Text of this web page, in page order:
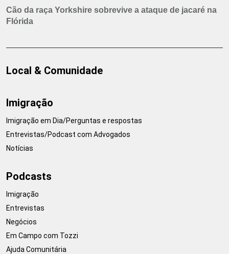
Cão da raça Yorkshire sobrevive a ataque de jacaré na
Flórida
Local & Comunidade
Imigração
Imigração em Dia/Perguntas e respostas
Entrevistas/Podcast com Advogados
Notícias
Podcasts
Imigração
Entrevistas
Negócios
Em Campo com Tozzi
Ajuda Comunitária